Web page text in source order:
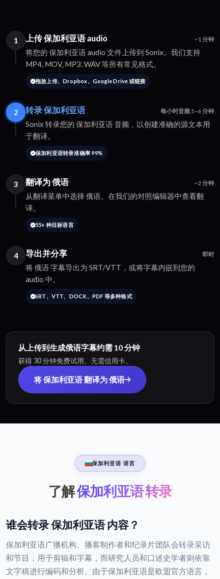
1 上传 保加利亚语 audio ~1 分钟
将您的 保加利亚语 audio 文件上传到 Sonix。我们支持
MP4, MOV, MP3, WAV 等所有常见格式。
拖放上传、Dropbox、Google Drive 或链接
2 转录 保加利亚语 每小时音频 5–6 分钟
Sonix 转录您的 保加利亚语 音频，以创建准确的源文本用
于翻译。
保加利亚语转录准确率 99%
3 翻译为 俄语 ~2 分钟
从翻译菜单中选择 俄语。在我们的对照编辑器中查看翻
译。
55+ 种目标语言
4 导出并分享 即时
将 俄语 字幕导出为 SRT/VTT，或将字幕内嵌到您的
audio 中。
SRT、VTT、DOCX、PDF 等多种格式
从上传到生成俄语字幕约需 10 分钟
获得 30 分钟免费试用。无需信用卡。
将 保加利亚语 翻译为 俄语
保加利亚语 语言
了解保加利亚语 转录
谁会转录 保加利亚语 内容？
保加利亚语广播机构、播客制作者和纪录片团队会转录采访
和节目，用于剪辑和字幕，而研究人员和口述史学者则依靠
文字稿进行编码和分析。由于保加利亚语是欧盟官方语言，